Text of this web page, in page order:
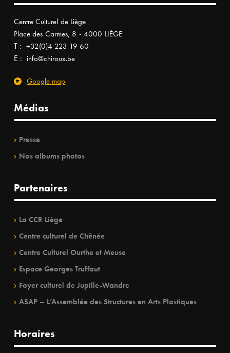
Centre Culturel de Liège
Place des Carmes, 8 - 4000 LIÈGE
T : +32(0)4 223 19 60
E : info@chiroux.be
Google map
Médias
Presse
Nos albums photos
Partenaires
La CCR Liège
Centre culturel de Chênée
Centre Culturel Ourthe et Meuse
Espace Georges Truffaut
Foyer culturel de Jupille-Wandre
ASAP – L’Assemblée des Structures en Arts Plastiques
Horaires